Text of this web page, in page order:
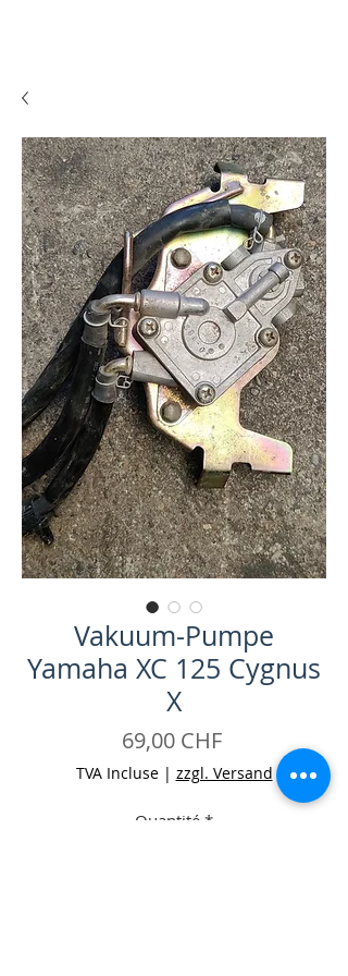
Vakuum-Pumpe
Yamaha XC 125 Cygnus
X
69,00 CHFPrix
TVA Incluse| zzgl. Versand
Quantité *